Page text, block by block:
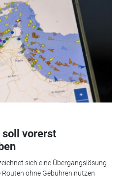
vorerst
sich eine Übergangslösung
ohne Gebühren nutzen